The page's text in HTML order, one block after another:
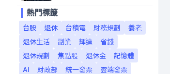
熱門標籤
台股
退休 台積電 財務規劃
養老
退休生活
副業 輝達
省錢
退休規劃
焦點股 退休金
記憶體
AI
財政部 統一發票
雲端發票